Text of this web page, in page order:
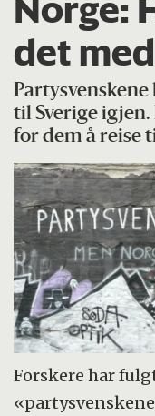
det
til Sverige
for dem å reise
Forskere har